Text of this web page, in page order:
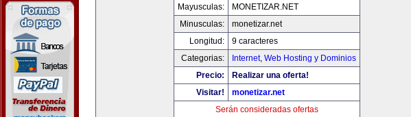
Mayusculas:
MONETIZAR.NET
Minusculas:
monetizar.net
Longitud:
9 caracteres
Categorias:
Internet, Web Hosting y Dominios
Precio:
Realizar una oferta!
Visitar!
monetizar.net
Serán consideradas ofertas